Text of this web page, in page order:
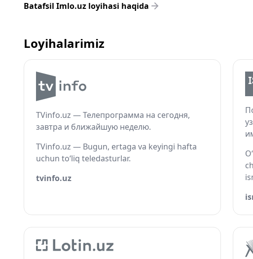
Batafsil Imlo.uz loyihasi haqida
Loyihalarimiz
TVinfo.uz — Телепрограмма на сегодня,
завтра и ближайшую неделю.
TVinfo.uz — Bugun, ertaga va keyingi hafta
uchun to‘liq teledasturlar.
tvinfo.uz